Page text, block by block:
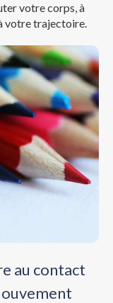
votre corps, à
votre trajectoire.
au contact